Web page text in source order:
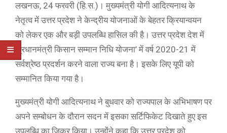
लखनऊ, 24 फरवरी (हि.स.)। मुख्यमंत्री योगी आदित्यनाथ के
नेतृत्व में उत्तर प्रदेश ने केन्द्रीय योजनाओं के बेहतर क्रियान्वयन
को लेकर एक और बड़ी उपलब्धि हासिल की है। उत्तर प्रदेश देश में
‘प्रधानमंत्री किसान सम्मान निधि योजना’ में वर्ष 2020-21 में
सर्वश्रेष्ठ प्रदर्शन करने वाला राज्य बना है। इसके लिए यूपी को
सम्मानित किया गया है।
मुख्यमंत्री योगी आदित्यनाथ ने बुधवार को राज्यपाल के अभिभाषण पर
अपने सम्बोधन के दौरान सदन में इसका सर्टिफिकेट दिखाते हुए इस
उपलब्धि का जिक्र किया। उन्होंने कहा कि उत्तर प्रदेश को